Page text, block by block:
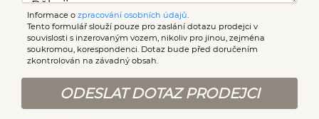
Informace o zpracování osobních údajů
Tento formulář slouží pouze pro zaslání dotazu prodejci v
souvislosti s inzerovaným vozem, nikoliv pro jinou, zejména
soukromou, korespondenci. Dotaz bude před doručením
zkontrolován na závadný obsah.
ODESLAT DOTAZ PRODEJCI